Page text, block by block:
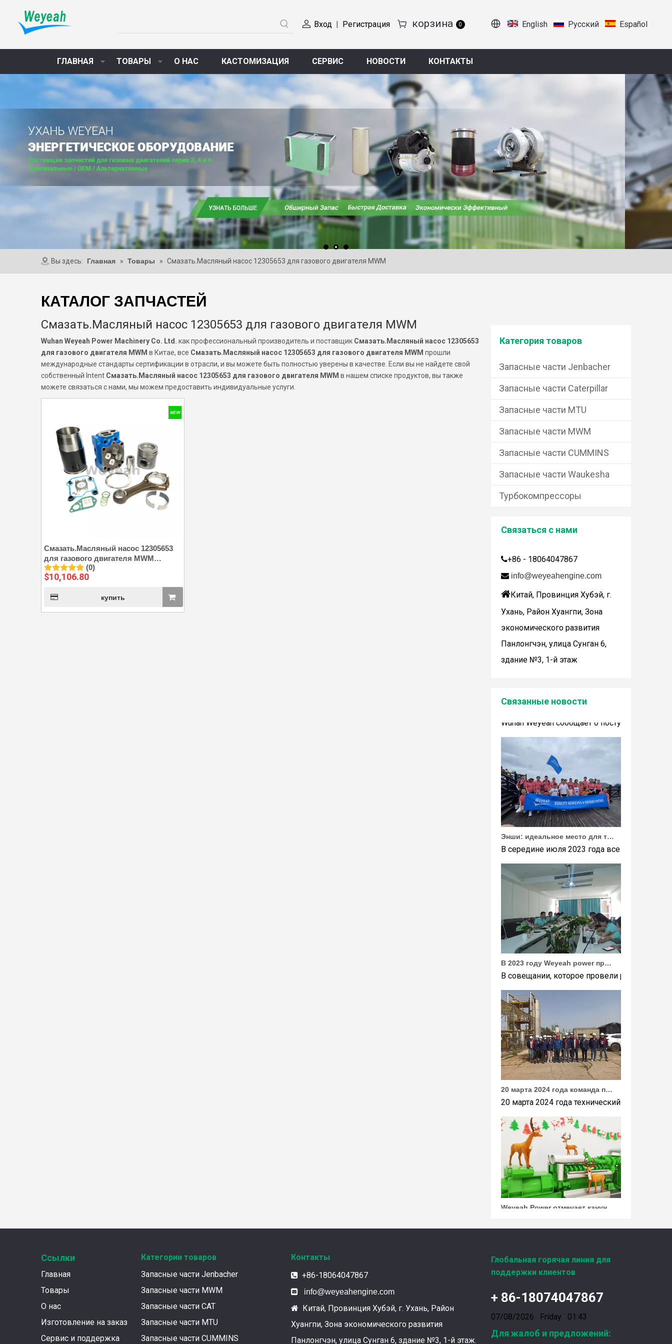
Вход | Регистрация 0 English Pусский Español
ГЛАВНАЯ ТОВАРЫ О НАС КАСТОМИЗАЦИЯ СЕРВИС НОВОСТИ КОНТАКТЫ
Вы здесь: Главная » Товары » Смазать.Масляный насос 12305653 для газового двигателя MWM
КАТАЛОГ ЗАПЧАСТЕЙ
Смазать.Масляный насос 12305653 для газового двигателя MWM
Wuhan Weyeah Power Machinery Co. Ltd. как профессиональный производитель и поставщик Смазать.Масляный насос 12305653
для газового двигателя MWM в Китае, все Смазать.Масляный насос 12305653 для газового двигателя MWM прошли
международные стандарты сертификации в отрасли, и вы можете быть полностью уверены в качестве. Если вы не найдете свой
собственный Intent Смазать.Масляный насос 12305653 для газового двигателя MWM в нашем списке продуктов, вы также
можете связаться с нами, мы можем предоставить индивидуальные услуги.
Смазать.Масляный насос 12305653
для газового двигателя MWM
TCG2020
(0)
$10,106.80
купить
Категория товаров
Запасные части Jenbacher
Запасные части Caterpillar
Запасные части MTU
Запасные части MWM
Запасные части CUMMINS
Запасные части Waukesha
Турбокомпрессоры
Связаться с нами
+86 - 18064047867
 info@weyeahengine.com
Китай, Провинция Хубэй, г.
Ухань, Район Хуангпи, Зона
экономического развития
Панлонгчэн, улица Сунган 6,
здание №3, 1-й этаж
Связанные новости
Дженбахер забрал 200673
WY200673
Энши: идеальное место для тимбилдинга Weyeah
В середине июля 2023 года все
В 2023 году Weyeah power провела важную ежегодную встречу в середине года в международном отеле Шичжоу в г. Энши.
В совещании, которое провели
20 марта 2024 года команда под руководством технического директора Weyeah Power прибыла на крупную свалку в Янлу, Вухань, для проведения проектного обследования.
20 марта 2024 года технический директор
Weyeah Power отмечает канун Нового Года и торжественно разделяет радость праздника!
В этот полный веселья и уюта момент, 25
Подшипники шатунных коленчатых валов
Ссылки
Главная
Товары
О нас
Изготовление на заказ
Сервис и поддержка
Категории товаров
Запасные части Jenbacher
Запасные части MWM
Запасные части CAT
Запасные части MTU
Запасные части CUMMINS
Контакты
 +86-18064047867
 info@weyeahengine.com
 Китай, Провинция Хубэй, г. Ухань, Район
Хуангпи, Зона экономического развития
Панлонгчэн, улица Сунган 6, здание №3, 1-й этаж.
Глобальная горячая линия для
поддержки клиентов
+ 86-18074047867
07/08/2026 Friday 01:43
Для жалоб и предложений: